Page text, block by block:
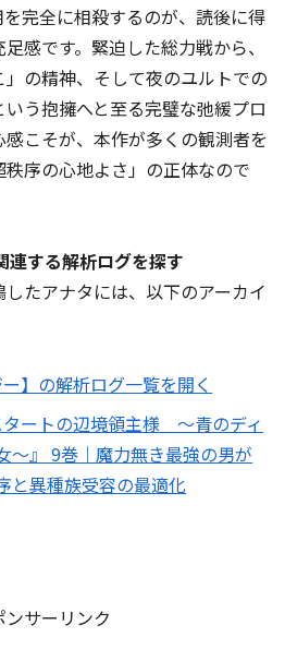
完全に相殺するのが、読後に得
感です。緊迫した総力戦から、
の精神、そして夜のユルトでの
う抱擁へと至る完璧な弛緩プロ
こそが、本作が多くの観測者を
序の心地よさ」の正体なので
連する解析ログを探す
たアナタには、以下のアーカイ
】の解析ログ一覧を開く
ートの辺境領主様 ～青のディ
～』 9巻｜魔力無き最強の男が
と異種族受容の最適化
ンサーリンク